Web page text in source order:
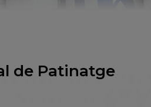
de Patinatge